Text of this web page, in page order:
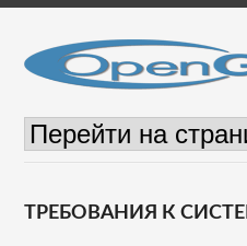
ТРЕБОВАНИЯ К